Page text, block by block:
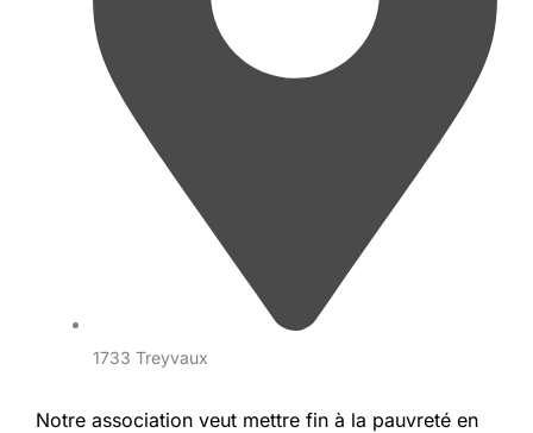
1733 Treyvaux
Notre association veut mettre fin à la pauvreté en